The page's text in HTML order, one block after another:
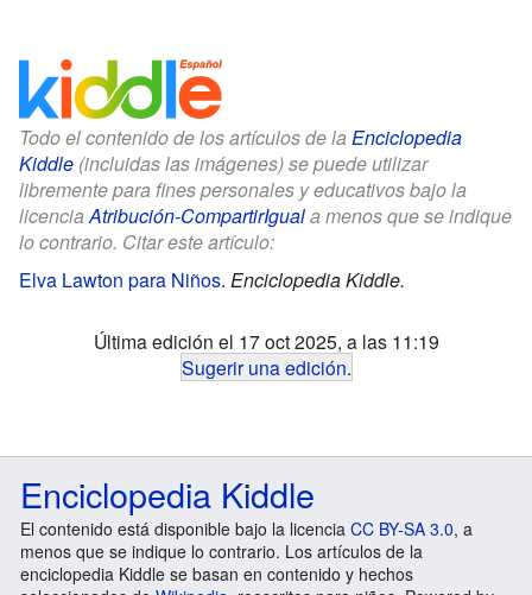
Todo el contenido de los artículos de la Enciclopedia
Kiddle (incluidas las imágenes) se puede utilizar
libremente para fines personales y educativos bajo la
licenciaAtribución-CompartirIguala menos que se indique
lo contrario. Citar este artículo:
Elva Lawton para Niños. Enciclopedia Kiddle.
Última edición el 17 oct 2025, a las 11:19
Sugerir una edición.
Enciclopedia Kiddle
El contenido está disponible bajo la licencia CC BY-SA 3.0, a
menos que se indique lo contrario. Los artículos de la
enciclopedia Kiddle se basan en contenido y hechos